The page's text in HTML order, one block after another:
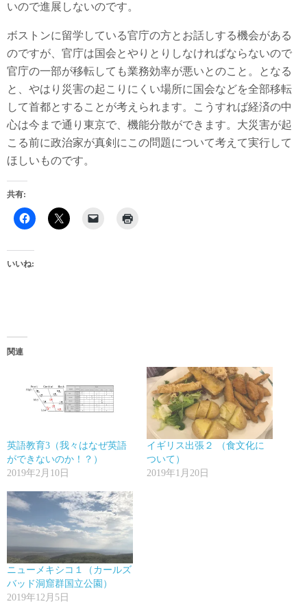
いので進展しないのです。
ボストンに留学している官庁の方とお話しする機会がある
のですが、官庁は国会とやりとりしなければならないので
官庁の一部が移転しても業務効率が悪いとのこと。となる
と、やはり災害の起こりにくい場所に国会などを全部移転
して首都とすることが考えられます。こうすれば経済の中
心は今まで通り東京で、機能分散ができます。大災害が起
こる前に政治家が真剣にこの問題について考えて実行して
ほしいものです。
共有:
いいね:
関連
英語教育3（我々はなぜ英語
ができないのか！？）
2019年2月10日
イギリス出張２ （食文化に
ついて）
2019年1月20日
ニューメキシコ１（カールズ
バッド洞窟群国立公園）
2019年12月5日